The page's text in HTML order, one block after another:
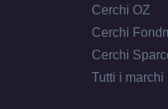
Cerchi OZ
Cerchi
Cerchi
Tutti i marchi